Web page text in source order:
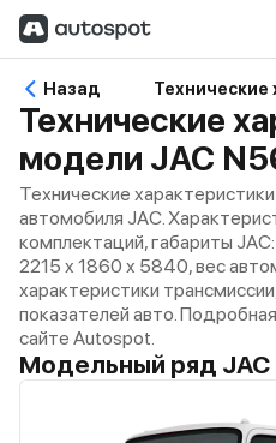
Назад Технические
Технические
модели JAC
Технические
автомобиля JAC.
комплектаций, габариты
2215 x 1860 x 5840, вес
характеристики
показателей авто.
сайте Autospot.
Модельный ряд JAC